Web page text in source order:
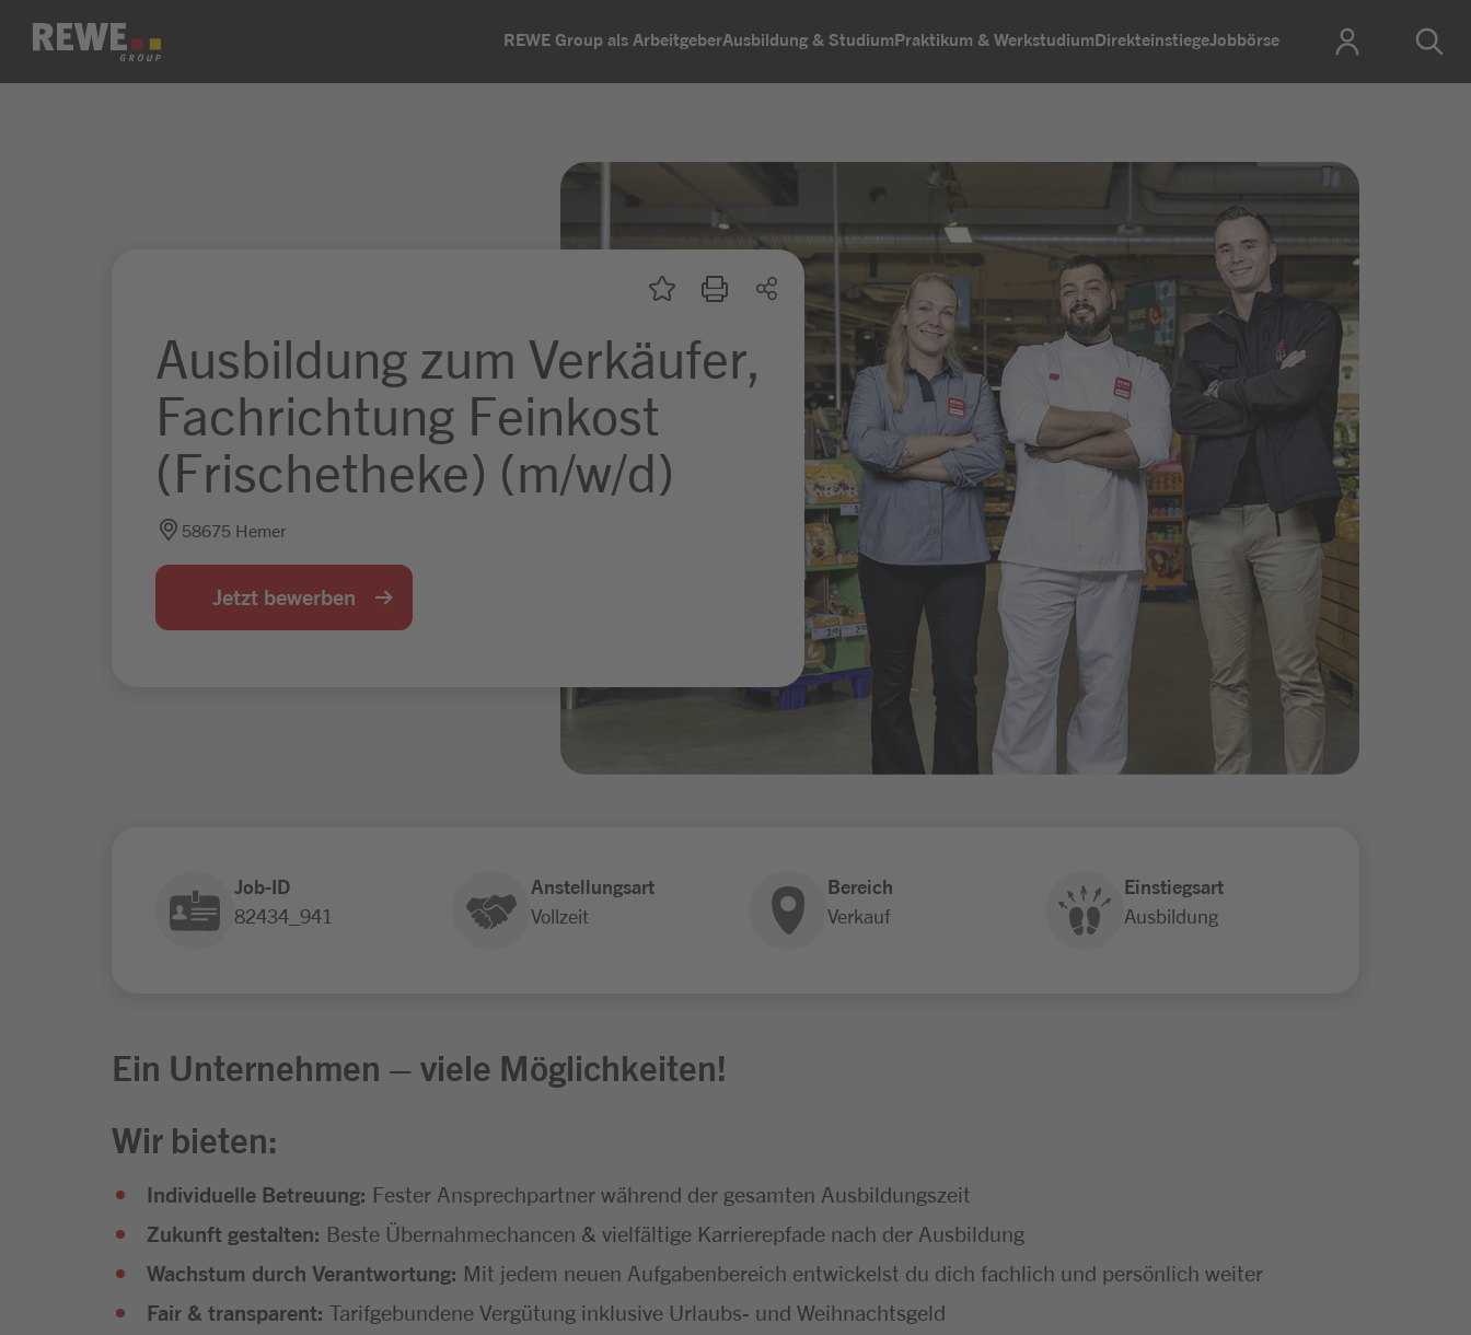
Zum Inhalt springen REWE Group als ArbeitgeberAusbildung & StudiumPraktikum & WerkstudiumDirekteinstiegeJobbörse
Ausbildung zum Verkäufer,
Fachrichtung Feinkost
(Frischetheke) (m/w/d)
58675 Hemer
Jetzt bewerben
Job-ID
82434_941
Anstellungsart
Vollzeit
Bereich
Verkauf
Einstiegsart
Ausbildung
Ein Unternehmen – viele Möglichkeiten!
Wir bieten:
Individuelle Betreuung: Fester Ansprechpartner während der gesamten Ausbildungszeit
Zukunft gestalten: Beste Übernahmechancen & vielfältige Karrierepfade nach der Ausbildung
Wachstum durch Verantwortung: Mit jedem neuen Aufgabenbereich entwickelst du dich fachlich und persönlich weiter
Fair & transparent: Tarifgebundene Vergütung inklusive Urlaubs- und Weihnachtsgeld